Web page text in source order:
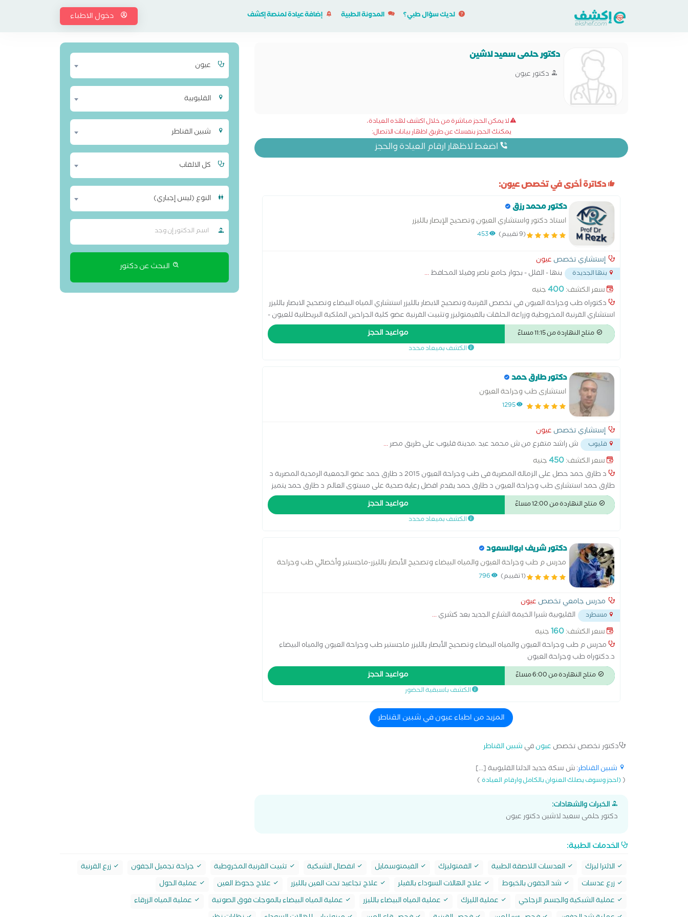
لديك سؤال طبي؟ المدونة الطبية إضافة عيادة لمنصة إكشف دخول الاطباء
دكتور حلمى سعيد لاشين
دكتور عيون
لا يمكن الحجز مباشرة من خلال اكشف لهذه العيادة،
يمكنك الحجز بنفسك عن طريق اظهار بيانات الاتصال:
اضغط لاظهار ارقام العيادة والحجز
دكاترة أخرى في تخصص عيون:
دكتور محمد رزق
استاذ دكتور واستشاري العيون وتصحيح الإبصار بالليزر
(9 تقييم) 453
إستشاري تخصص عيون
بنها الجديدة بنها - الفلل - بجوار جامع ناصر وفيلا المحافظ...
سعر الكشف:400جنيه
دكتوراه طب وجراحة العيون في تخصص القرنية وتصحيح الابصار بالليزر استشاري المياه البيضاء وتصحيح الابصار بالليزر
استشاري القرنية المخروطية وزراعة الحلقات بالفيمتوليزر وتثبيت القرنية عضو كلية الجراحين الملكية البريطانية للعيون -
أدنبره زميل المجلس العالمي للعيون - لندن عضو الجمعية الأوروبية للمياه البيضاء وتصحيح الابصار بالليزر استشاري
ومدرس طب وجراحة العيون بكلية طب بنها استشاري تجميل الجفون والقناة الدمعية والحول عضو دائم بالجمعية
متاح النهاردة من 11:15 مساءً مواعيد الحجز
الكشف بميعاد محدد
دكتور طارق حمد
استشارى طب وجراحة العيون
1295
إستشاري تخصص عيون
قليوب ش راشد متفرع من ش محمد عيد ،مدينة قليوب على طريق مصر...
سعر الكشف:450جنيه
د طارق حمد حصل على الزمالة المصرية فى طب وجراحة العيون 2015 د طارق حمد عضو الجمعية الرمدية المصرية د
طارق حمد استشارى طب وجراحة العيون د طارق حمد يقدم افضل رعاية صحية على مستوى العالم د طارق حمد يتميز
بقرار طبى يتمحور حول المريض وتشخيص دقيق. بالاضافة الى تشخيص وعلاج حالات البالغين فهو يستطيع تشخيص
وعلاج حالات الاطفال.
متاح النهاردة من 12:00 مساءً مواعيد الحجز
الكشف بميعاد محدد
دكتور شريف ابوالسعود
مدرس م طب وجراحة العيون والمياه البيضاء وتصحيح الأبصار بالليزر-ماجستير وأخصائي طب وجراحة
العيون
(1 تقييم) 796
مدرس جامعي تخصص عيون
مسطرد القليوبية شبرا الخيمة الشارع الجديد بعد كشري...
سعر الكشف:160جنيه
مدرس م طب وجراحة العيون والمياه البيضاء وتصحيح الأبصار بالليزر ماجستير طب وجراحة العيون والمياه البيضاء
د.دكتوراه طب وجراحة العيون
متاح النهاردة من 6:00 مساءً مواعيد الحجز
الكشف باسبقية الحضور
المزيد من اطباء عيون في شبين القناطر
دكتور تخصص تخصص عيونفي شبين القناطر
شبين القناطر: ش سكة حديد الدلتا القليوبية [...]
((احجز وسوف يصلك العنوان بالكامل وارقام العيادة)
الخبرات والشهادات:
دكتور حلمى سعيد لاشين دكتور عيون
عيون
القليوبية
شبين القناطر
كل الالقاب
النوع (ليس إجباري)
البحث عن دكتور
الخدمات الطبية:
الالترا ليزك العدسات اللاصقة الطبية الفمتوليزك الفيمتوسمايل انفصال الشبكية تثبيت القرنية المخروطية جراحة تجميل الجفون
زرع القرنية
زرع عدسات
شد الجفون بالخيوط علاج الهالات السوداء بالفيلر علاج تجاعيد تحت العين بالليزر علاج جحوظ العين
عملية الحول
عملية الشبكية والجسم الزجاجي
عملية الليزك عملية المياه البيضاء بالليزر عملية المياه البيضاء بالموجات فوق الصوتية
عملية المياه الزرقاء